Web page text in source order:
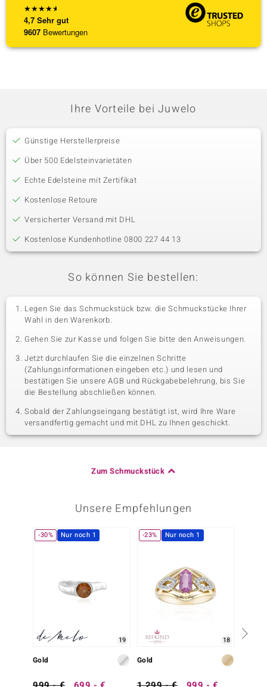
★★★★★
4,7 Sehr gut
9607 Bewertungen
Ihre Vorteile bei Juwelo
Günstige Herstellerpreise
Über 500 Edelsteinvarietäten
Echte Edelsteine mit Zertifikat
Kostenlose Retoure
Versicherter Versand mit DHL
Kostenlose Kundenhotline 0800 227 44 13
So können Sie bestellen:
Legen Sie das Schmuckstück bzw. die Schmuckstücke Ihrer
Wahl in den Warenkorb.
Gehen Sie zur Kasse und folgen Sie bitte den Anweisungen.
Jetzt durchlaufen Sie die einzelnen Schritte
(Zahlungsinformationen eingeben etc.) und lesen und
bestätigen Sie unsere AGB und Rückgabebelehrung, bis Sie
die Bestellung abschließen können.
Sobald der Zahlungseingang bestätigt ist, wird Ihre Ware
versandfertig gemacht und mit DHL zu Ihnen geschickt.
Zum Schmuckstück
Unsere Empfehlungen
-30% Nur noch 1
19
Gold
-23% Nur noch 1
18
Gold